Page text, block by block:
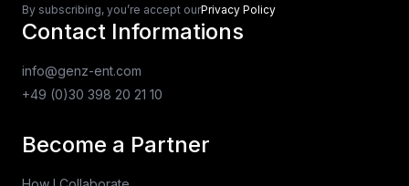
By subscribing, you’re accept ourPrivacy Policy
Contact Informations
info@genz-ent.com
+49 (0)30 398 20 21 10
Become a Partner